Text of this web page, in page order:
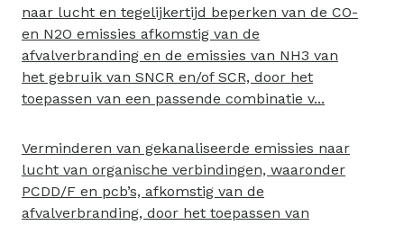
naar lucht en tegelijkertijd beperken van de CO-
en N2O emissies afkomstig van de
afvalverbranding en de emissies van NH3 van
het gebruik van SNCR en/of SCR, door het
toepassen van een passende combinatie v...
Verminderen van gekanaliseerde emissies naar
lucht van organische verbindingen, waaronder
PCDD/F en pcb’s, afkomstig van de
afvalverbranding, door het toepassen van